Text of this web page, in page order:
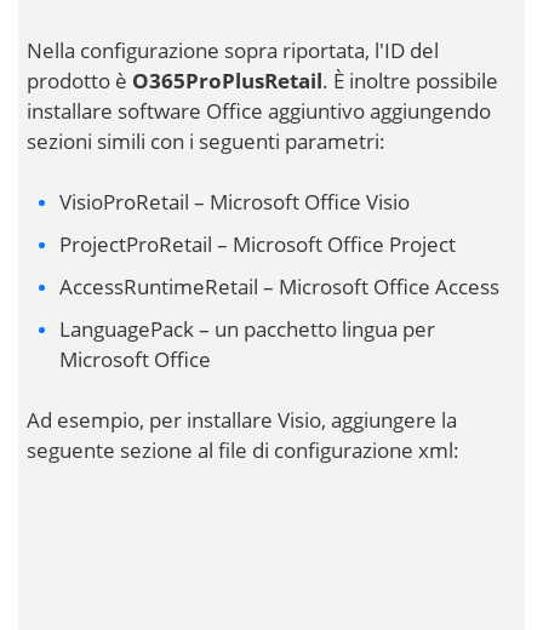
Nella configurazione sopra riportata, l'ID del
prodotto è O365ProPlusRetail. È inoltre possibile
installare software Office aggiuntivo aggiungendo
sezioni simili con i seguenti parametri:
VisioProRetail – Microsoft Office Visio
ProjectProRetail – Microsoft Office Project
AccessRuntimeRetail – Microsoft Office Access
LanguagePack – un pacchetto lingua per
Microsoft Office
Ad esempio, per installare Visio, aggiungere la
seguente sezione al file di configurazione xml: